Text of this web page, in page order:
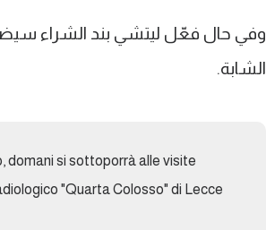
وفي حال فعّل ليتشي بند الشراء
الشابة.
si sottoporrà alle visite
"Quarta Colosso" di Lecce